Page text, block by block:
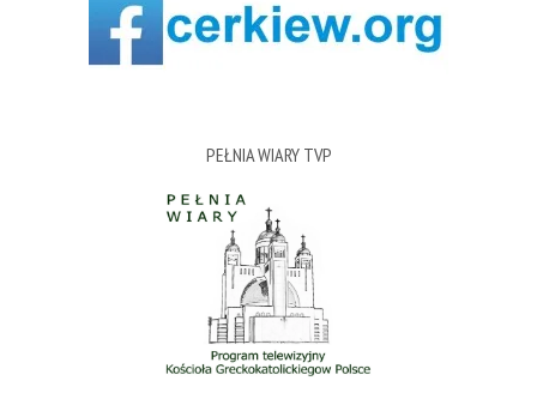
PEŁNIA WIARY TVP